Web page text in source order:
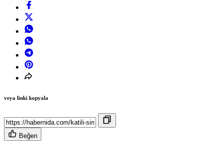
veya linki kopyala
Beğen